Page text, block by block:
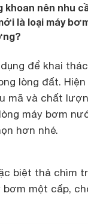
khoan nên nhu
là loại máy
để khai thác
lòng đất. Hiện
mã và chất
máy bơm
hơn nhé.
biệt thả chìm
một cấp,